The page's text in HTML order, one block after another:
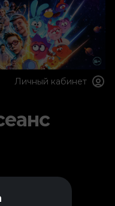
Личный кабинет